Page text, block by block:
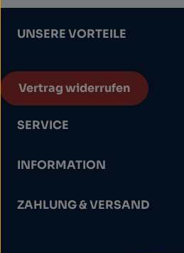
UNSERE VORTEILE
Vertrag widerrufen
SERVICE
INFORMATION
ZAHLUNG & VERSAND